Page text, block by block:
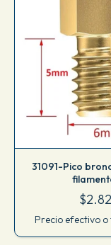
31091-Pico bronce MK8
Precio efectivo